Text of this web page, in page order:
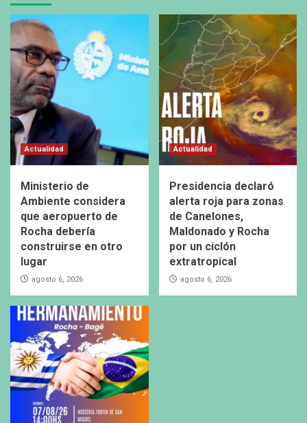
Actualidad
Ministerio de
Ambiente considera
que aeropuerto de
Rocha debería
construirse en otro
lugar
agosto 6, 2026
Actualidad
Presidencia declaró
alerta roja para zonas
de Canelones,
Maldonado y Rocha
por un ciclón
extratropical
agosto 6, 2026